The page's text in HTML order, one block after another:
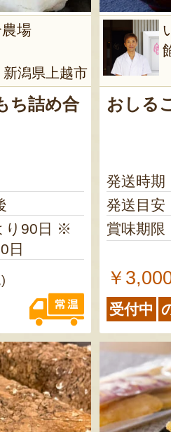
場
新潟県上越市
ち詰め合
り90日 ※
日
おしる
発送時期
発送目安
賞味期限
￥
受付中